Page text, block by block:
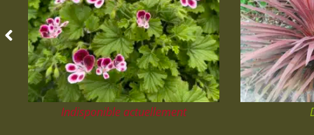
Indisponible actuellement